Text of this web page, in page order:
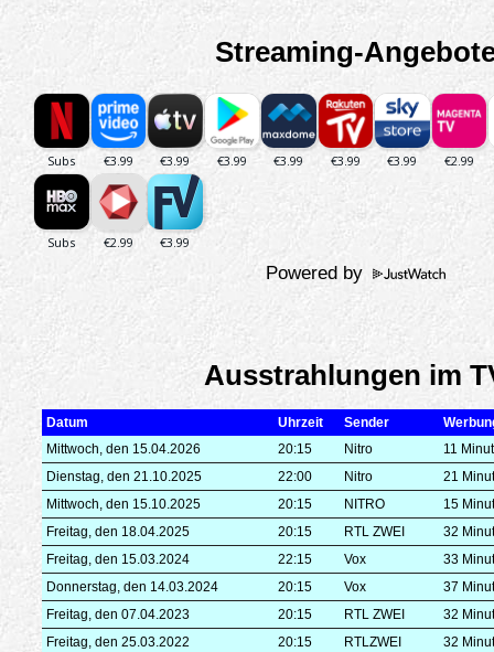
Streaming-
Powered by
Ausstrahlungen im
Datum Uhrzeit Sender
Mittwoch, den 15.04.2026
20:15 Nitro
11
Dienstag, den 21.10.2025
22:00 Nitro
21
Mittwoch, den 15.10.2025
20:15 NITRO
15
Freitag, den 18.04.2025
20:15 RTL ZWEI
32
Freitag, den 15.03.2024
22:15 Vox
33
Donnerstag, den 14.03.2024
20:15 Vox
37
Freitag, den 07.04.2023
20:15 RTL ZWEI
32
Freitag, den 25.03.2022
20:15 RTLZWEI
32